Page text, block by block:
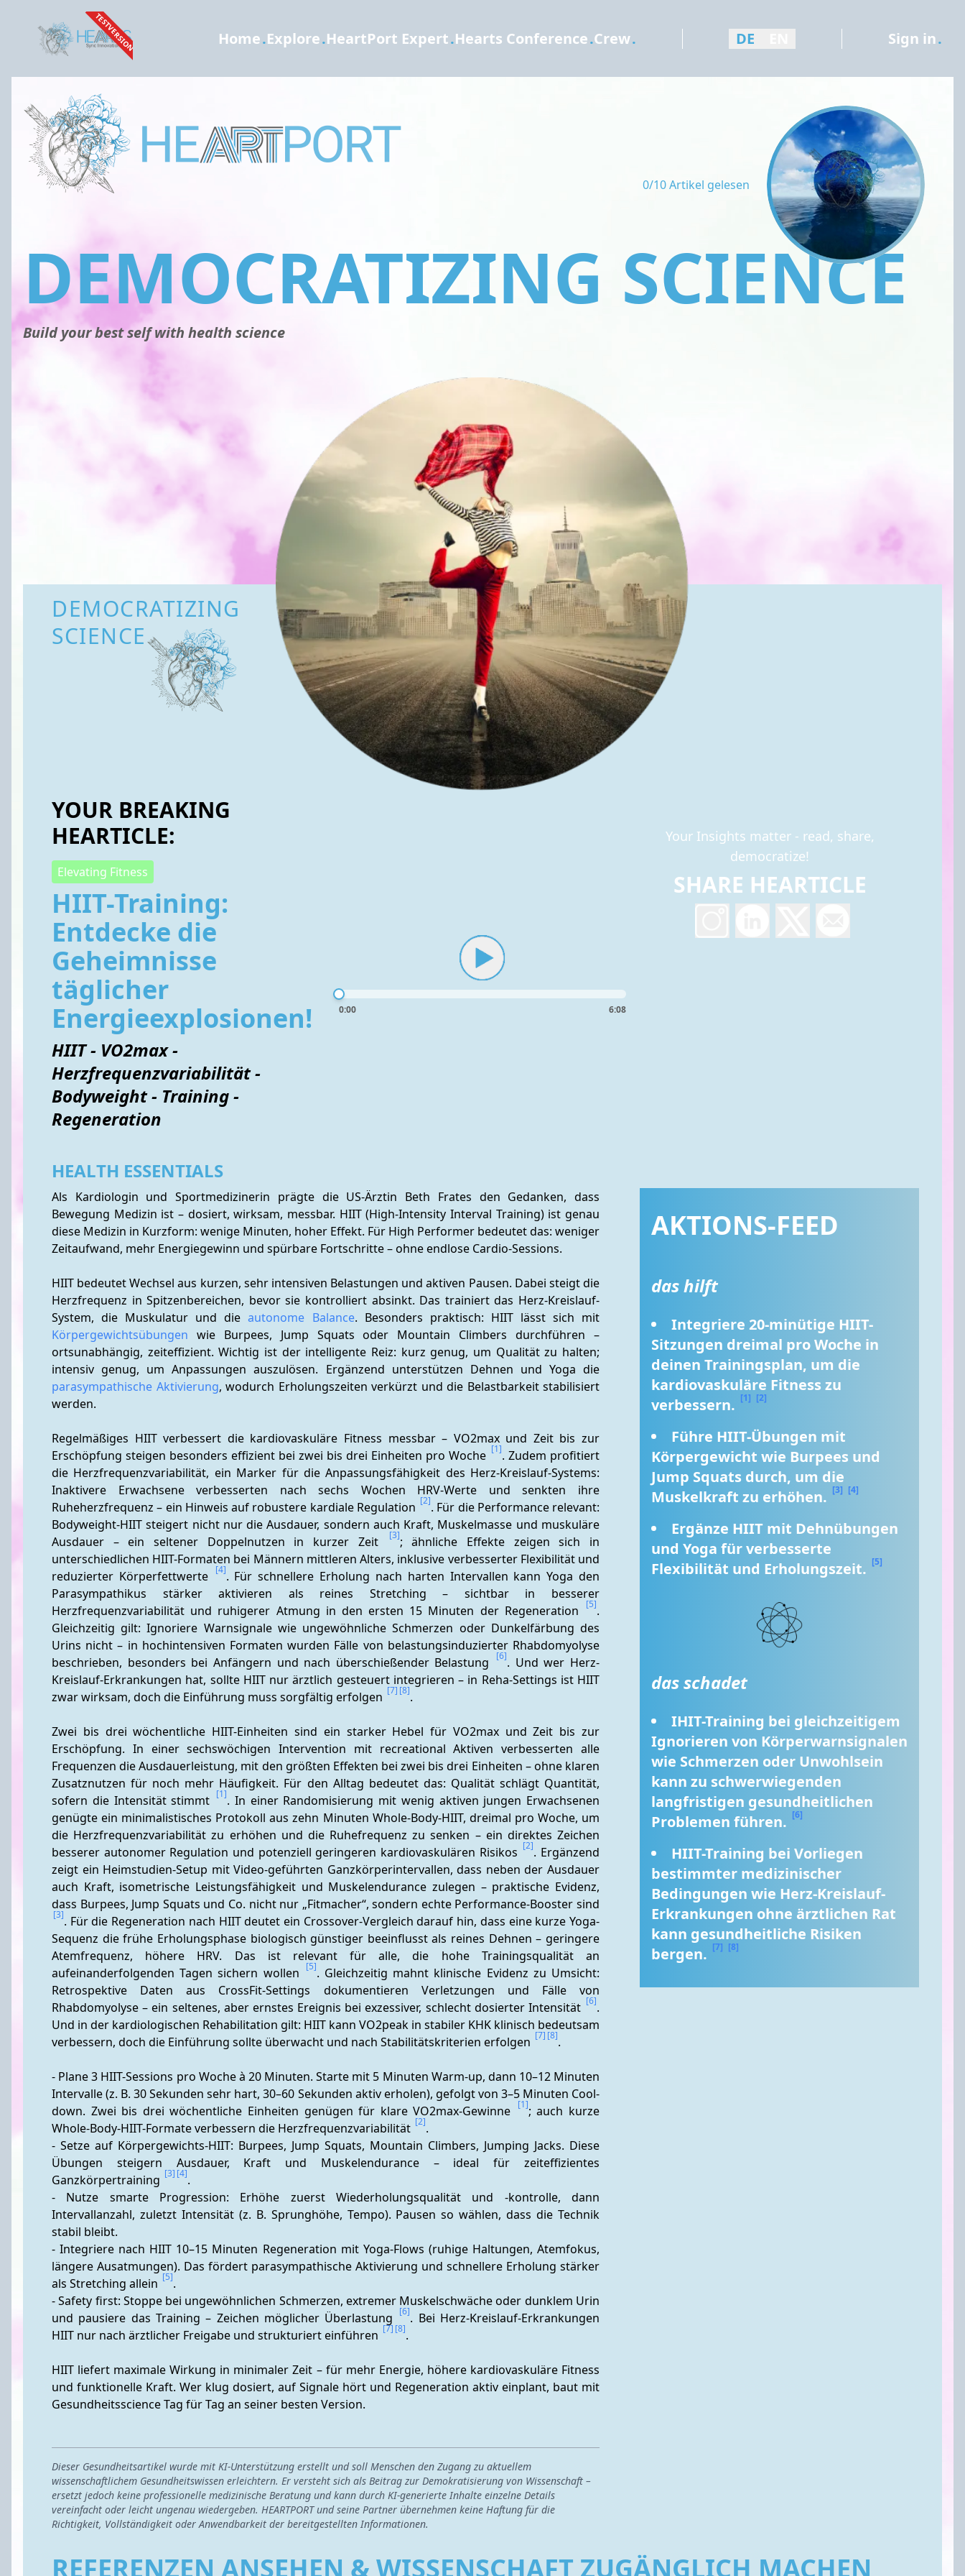
TESTVERSION Home.Explore.HeartPort Expert.Hearts Conference.Crew. DE Sign in.
0/10 Artikel gelesen
DEMOCRATIZING SCIENCE
Build your best self with health science
DEMOCRATIZING
SCIENCE
YOUR BREAKING
HEARTICLE:
Elevating Fitness
HIIT-Training:
Entdecke die
Geheimnisse
täglicher
Energieexplosionen!
HIIT - VO2max -
Herzfrequenzvariabilität -
Bodyweight - Training -
Regeneration
0:00 6:08
Your Insights matter - read, share,
democratize!
SHARE HEARTICLE
HEALTH ESSENTIALS
Als Kardiologin und Sportmedizinerin prägte die US-Ärztin Beth Frates den Gedanken, dass
Bewegung Medizin ist – dosiert, wirksam, messbar. HIIT (High-Intensity Interval Training) ist genau
diese Medizin in Kurzform: wenige Minuten, hoher Effekt. Für High Performer bedeutet das: weniger
Zeitaufwand, mehr Energiegewinn und spürbare Fortschritte – ohne endlose Cardio-Sessions.
HIIT bedeutet Wechsel aus kurzen, sehr intensiven Belastungen und aktiven Pausen. Dabei steigt die
Herzfrequenz in Spitzenbereichen, bevor sie kontrolliert absinkt. Das trainiert das Herz-Kreislauf-
System, die Muskulatur und die autonome Balance
Körpergewichtsübungen wie Burpees, Jump Squats oder Mountain Climbers durchführen –
ortsunabhängig, zeiteffizient. Wichtig ist der intelligente Reiz: kurz genug, um Qualität zu halten;
parasympathische Aktivierung, wodurch Erholungszeiten verkürzt und die Belastbarkeit stabilisiert
werden.
Regelmäßiges HIIT verbessert die kardiovaskuläre Fitness messbar – VO2max und Zeit bis zur
Erschöpfung steigen besonders effizient bei zwei bis drei Einheiten pro Woche [1]. Zudem profitiert
die Herzfrequenzvariabilität, ein Marker für die Anpassungsfähigkeit des Herz-Kreislauf-Systems:
Inaktivere Erwachsene verbesserten nach sechs Wochen HRV-Werte und senkten ihre
Ruheherzfrequenz – ein Hinweis auf robustere kardiale Regulation [2]. Für die Performance relevant:
Bodyweight-HIIT steigert nicht nur die Ausdauer, sondern auch Kraft, Muskelmasse und muskuläre
Ausdauer – ein seltener Doppelnutzen in kurzer Zeit
[3]; ähnliche Effekte zeigen sich in
unterschiedlichen HIIT-Formaten bei Männern mittleren Alters, inklusive verbesserter Flexibilität und
reduzierter Körperfettwerte
[4]. Für schnellere Erholung nach harten Intervallen kann Yoga den
Parasympathikus stärker aktivieren als reines Stretching – sichtbar in besserer
Herzfrequenzvariabilität und ruhigerer Atmung in den ersten 15 Minuten der Regeneration
[5].
Gleichzeitig gilt: Ignoriere Warnsignale wie ungewöhnliche Schmerzen oder Dunkelfärbung des
Urins nicht – in hochintensiven Formaten wurden Fälle von belastungsinduzierter Rhabdomyolyse
beschrieben, besonders bei Anfängern und nach überschießender Belastung
[6]. Und wer Herz-
Kreislauf-Erkrankungen hat, sollte HIIT nur ärztlich gesteuert integrieren – in Reha-Settings ist HIIT
zwar wirksam, doch die Einführung muss sorgfältig erfolgen [7] [8].
Zwei bis drei wöchentliche HIIT-Einheiten sind ein starker Hebel für VO2max und Zeit bis zur
Erschöpfung. In einer sechswöchigen Intervention mit recreational Aktiven verbesserten alle
Frequenzen die Ausdauerleistung, mit den größten Effekten bei zwei bis drei Einheiten – ohne klaren
Zusatznutzen für noch mehr Häufigkeit. Für den Alltag bedeutet das: Qualität schlägt Quantität,
sofern die Intensität stimmt [1]. In einer Randomisierung mit wenig aktiven jungen Erwachsenen
genügte ein minimalistisches Protokoll aus zehn Minuten Whole-Body-HIIT, dreimal pro Woche, um
die Herzfrequenzvariabilität zu erhöhen und die Ruhefrequenz zu senken – ein direktes Zeichen
besserer autonomer Regulation und potenziell geringeren kardiovaskulären Risikos [2]. Ergänzend
zeigt ein Heimstudien-Setup mit Video-geführten Ganzkörperintervallen, dass neben der Ausdauer
auch Kraft, isometrische Leistungsfähigkeit und Muskelendurance zulegen – praktische Evidenz,
[3]. Für die Regeneration nach HIIT deutet ein Crossover-Vergleich darauf hin, dass eine kurze Yoga-
Sequenz die frühe Erholungsphase biologisch günstiger beeinflusst als reines Dehnen – geringere
Atemfrequenz, höhere HRV. Das ist relevant für alle, die hohe Trainingsqualität an
aufeinanderfolgenden Tagen sichern wollen
[5]. Gleichzeitig mahnt klinische Evidenz zu Umsicht:
Retrospektive Daten aus CrossFit-Settings dokumentieren Verletzungen und Fälle von
Rhabdomyolyse – ein seltenes, aber ernstes Ereignis bei exzessiver, schlecht dosierter Intensität [6].
Und in der kardiologischen Rehabilitation gilt: HIIT kann VO2peak in stabiler KHK klinisch bedeutsam
verbessern, doch die Einführung sollte überwacht und nach Stabilitätskriterien erfolgen [7] [8].
- Plane 3 HIIT-Sessions pro Woche à 20 Minuten. Starte mit 5 Minuten Warm-up, dann 10–12 Minuten
Intervalle (z. B. 30 Sekunden sehr hart, 30–60 Sekunden aktiv erholen), gefolgt von 3–5 Minuten Cool-
down. Zwei bis drei wöchentliche Einheiten genügen für klare VO2max-Gewinne
[1]; auch kurze
Whole-Body-HIIT-Formate verbessern die Herzfrequenzvariabilität [2].
- Setze auf Körpergewichts-HIIT: Burpees, Jump Squats, Mountain Climbers, Jumping Jacks. Diese
Übungen steigern Ausdauer, Kraft und Muskelendurance – ideal für zeiteffizientes
Ganzkörpertraining [3] [4].
- Nutze smarte Progression: Erhöhe zuerst Wiederholungsqualität und -kontrolle, dann
Intervallanzahl, zuletzt Intensität (z. B. Sprunghöhe, Tempo). Pausen so wählen, dass die Technik
stabil bleibt.
- Integriere nach HIIT 10–15 Minuten Regeneration mit Yoga-Flows (ruhige Haltungen, Atemfokus,
längere Ausatmungen). Das fördert parasympathische Aktivierung und schnellere Erholung stärker
als Stretching allein [5].
- Safety first: Stoppe bei ungewöhnlichen Schmerzen, extremer Muskelschwäche oder dunklem Urin
und pausiere das Training – Zeichen möglicher Überlastung
[6]. Bei Herz-Kreislauf-Erkrankungen
HIIT nur nach ärztlicher Freigabe und strukturiert einführen [7] [8].
HIIT liefert maximale Wirkung in minimaler Zeit – für mehr Energie, höhere kardiovaskuläre Fitness
und funktionelle Kraft. Wer klug dosiert, auf Signale hört und Regeneration aktiv einplant, baut mit
Gesundheitsscience Tag für Tag an seiner besten Version.
Dieser Gesundheitsartikel wurde mit KI-Unterstützung erstellt und soll Menschen den Zugang zu aktuellem
wissenschaftlichem Gesundheitswissen erleichtern. Er versteht sich als Beitrag zur Demokratisierung von Wissenschaft –
ersetzt jedoch keine professionelle medizinische Beratung und kann durch KI-generierte Inhalte einzelne Details
vereinfacht oder leicht ungenau wiedergeben. HEARTPORT und seine Partner übernehmen keine Haftung für die
Richtigkeit, Vollständigkeit oder Anwendbarkeit der bereitgestellten Informationen.
AKTIONS-FEED
das hilft
Integriere 20-minütige HIIT-
Sitzungen dreimal pro Woche in
deinen Trainingsplan, um die
kardiovaskuläre Fitness zu
verbessern. [1] [2]
Führe HIIT-Übungen mit
Körpergewicht wie Burpees und
Jump Squats durch, um die
Muskelkraft zu erhöhen. [3] [4]
Ergänze HIIT mit Dehnübungen
und Yoga für verbesserte
Flexibilität und Erholungszeit. [5]
das schadet
IHIT-Training bei gleichzeitigem
Ignorieren von Körperwarnsignalen
wie Schmerzen oder Unwohlsein
kann zu schwerwiegenden
langfristigen gesundheitlichen
Problemen führen. [6]
HIIT-Training bei Vorliegen
bestimmter medizinischer
Bedingungen wie Herz-Kreislauf-
Erkrankungen ohne ärztlichen Rat
kann gesundheitliche Risiken
bergen. [7] [8]
REFERENZEN ANSEHEN & WISSENSCHAFT ZUGÄNGLICH MACHEN